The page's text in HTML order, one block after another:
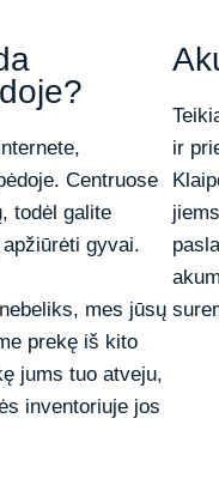
Centruose
todėl galite
gyvai.
mes jūsų
prekę iš kito
jums tuo atveju,
inventoriuje jos
ir